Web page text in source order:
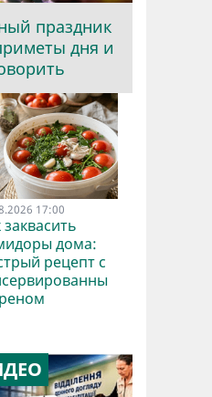
праздник
дня и
17:00
заквасить
дома:
рецепт с